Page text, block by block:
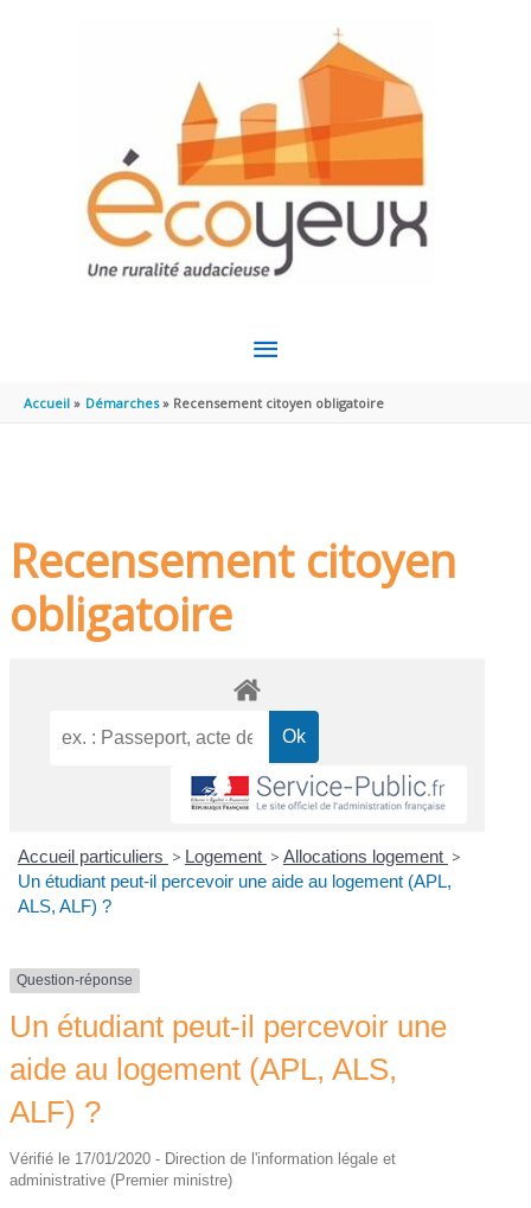
MENU
PRINCIPAL
Accueil Démarches Recensement citoyen obligatoire
Recensement citoyen
obligatoire
Accueil particuliers > Logement > Allocations logement >
Un étudiant peut-il percevoir une aide au logement (APL,
ALS, ALF) ?
Question-réponse
Un étudiant peut-il percevoir une
aide au logement (APL, ALS,
ALF) ?
Vérifié le 17/01/2020 - Direction de l'information légale et
administrative (Premier ministre)